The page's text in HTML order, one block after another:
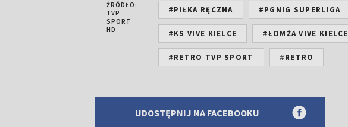
ŹRÓDŁO:
TVP
SPORT
HD
#PIŁKA RĘCZNA #PGNIG SUPERLIGA
#KS VIVE KIELCE #ŁOMŻA VIVE KIELCE
#RETRO TVP SPORT #RETRO
UDOSTĘPNIJ NA FACEBOOKU